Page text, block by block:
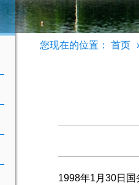
您现在的位置： 首页
1998年1月30日